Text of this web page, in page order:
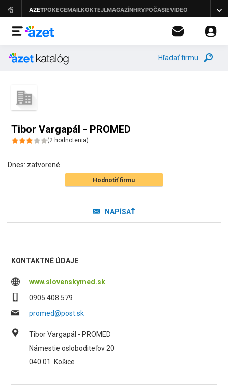
Hľadať firmu
Tibor Vargapál - PROMED
(2 hodnotenia)
Dnes: zatvorené
Hodnotiť firmu
NAPÍSAŤ
KONTAKTNÉ ÚDAJE
www.slovenskymed.sk
0905 408 579
promed@post.sk
Tibor Vargapál - PROMED
Námestie osloboditeľov 20
040 01
Košice